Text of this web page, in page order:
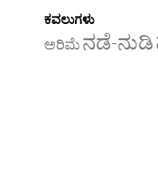
ಕವಲುಗಳು
ಅರಿಮೆನಡೆ-ನುಡಿ